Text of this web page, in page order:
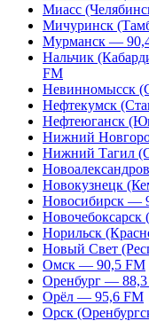
Миасс
Мичуринск
Мурманск —
Нальчик
FM
Невинномысск
Нефтекумск
Нефтеюганск
Нижний
Нижний Тагил
Новокузнецк
Новосибирск —
Норильск
Новый Свет
Омск — 90,5 FM
Оренбург —
Орёл — 95,6 FM
Орск